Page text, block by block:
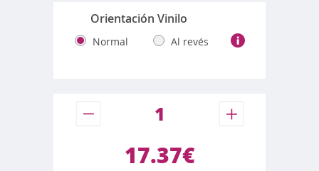
Orientación Vinilo
Normal Al revés
17.37€